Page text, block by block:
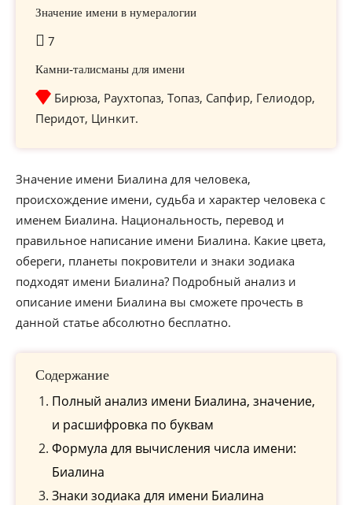
Значение имени в нумералогии
7
Камни-талисманы для имени
Бирюза, Раухтопаз, Топаз, Сапфир, Гелиодор,
Перидот, Цинкит.
Значение имени Биалина для человека,
происхождение имени, судьба и характер человека с
именем Биалина. Национальность, перевод и
правильное написание имени Биалина. Какие цвета,
обереги, планеты покровители и знаки зодиака
подходят имени Биалина? Подробный анализ и
описание имени Биалина вы сможете прочесть в
данной статье абсолютно бесплатно.
Содержание
Полный анализ имени Биалина, значение,
и расшифровка по буквам
Формула для вычисления числа имени:
Биалина
Знаки зодиака для имени Биалина